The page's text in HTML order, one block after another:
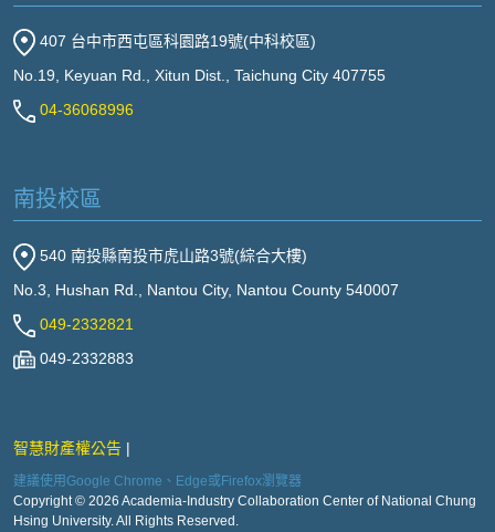
407 台中市西屯區科園路19號(中科校區)
No.19, Keyuan Rd., Xitun Dist., Taichung City 407755
04-36068996
南投校區
540 南投縣南投市虎山路3號(綜合大樓)
No.3, Hushan Rd., Nantou City, Nantou County 540007
049-2332821
049-2332883
智慧財產權公告
建議使用Google Chrome、Edge或Firefox瀏覽器
Copyright © 2026 Academia-Industry Collaboration Center of National Chung
Hsing University. All Rights Reserved.